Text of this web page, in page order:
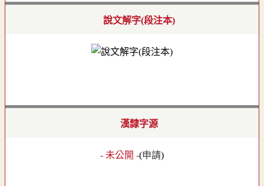
說文解字(段注本)
漢隸字源
- 未公開 -(申請)